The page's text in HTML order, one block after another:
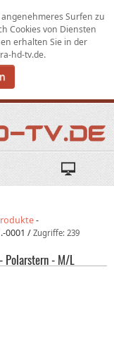
Surfen zu
Cookies von Diensten
erhalten Sie in der
hd-tv.de.
-
0001 / Zugriffe: 239
Polarstern - M/L